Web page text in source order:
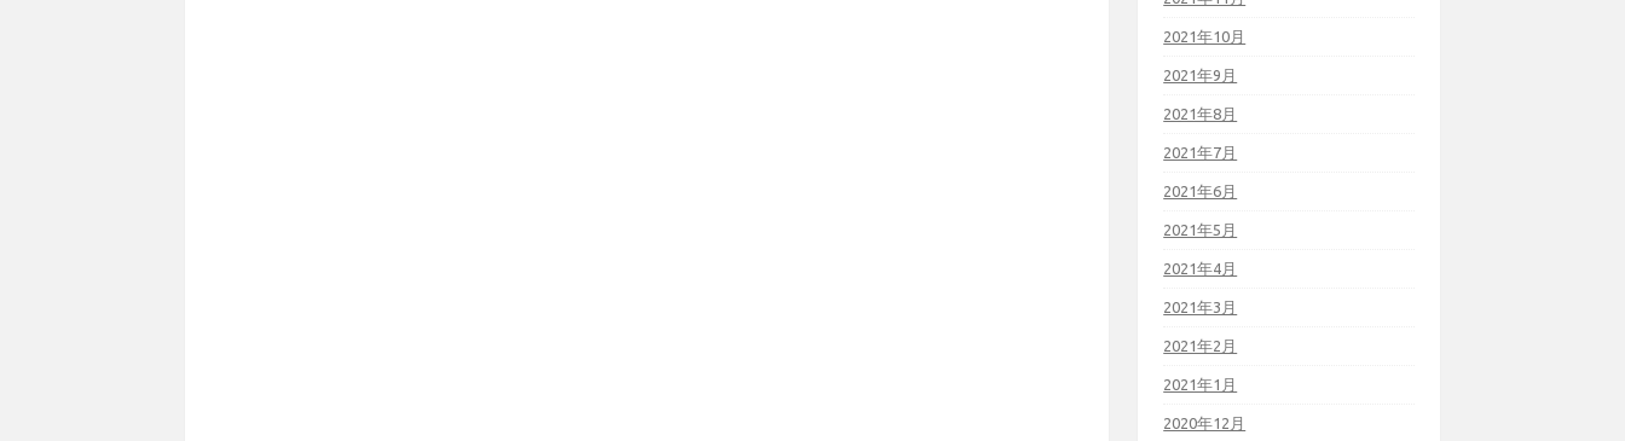
2021年10月
2021年9月
2021年8月
2021年7月
2021年6月
2021年5月
2021年4月
2021年3月
2021年2月
2021年1月
2020年12月